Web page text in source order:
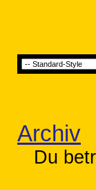
Archiv
Du